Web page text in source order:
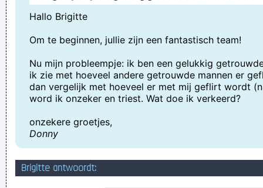
Hallo Brigitte
Om te beginnen, jullie zijn een fantastisch team!
Nu mijn probleempje: ik ben een gelukkig
ik zie met hoeveel andere getrouwde mannen er
dan vergelijk met hoeveel er met mij geflirt wordt
word ik onzeker en triest. Wat doe ik verkeerd?
onzekere groetjes,
Donny
Brigitte antwoordt: